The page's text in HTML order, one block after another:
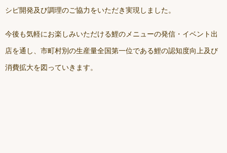
シピ開発及び調理のご協力をいただき実現しました。
今後も気軽にお楽しみいただける鯉のメニューの発信・イベント出
店を通し、市町村別の生産量全国第一位である鯉の認知度向上及び
消費拡大を図っていきます。